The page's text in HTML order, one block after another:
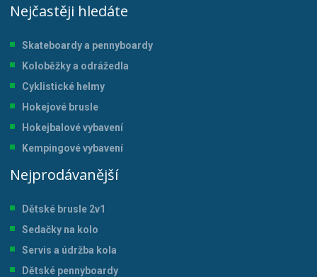
Nejčastěji hledáte
Skateboardy a pennyboardy
Koloběžky a odrážedla
Cyklistické helmy
Hokejové brusle
Hokejbalové vybavení
Kempingové vybavení
Nejprodávanější
Dětské brusle 2v1
Sedačky na kolo
Servis a údržba kola
Dětské pennyboardy